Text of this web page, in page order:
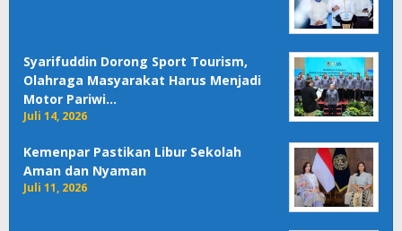
Syarifuddin Dorong Sport Tourism,
Olahraga Masyarakat Harus Menjadi
Motor Pariwi…
Juli 14, 2026
Kemenpar Pastikan Libur Sekolah
Aman dan Nyaman
Juli 11, 2026